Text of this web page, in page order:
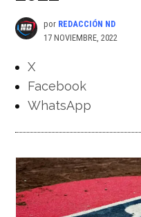
por REDACCIÓN ND
17 NOVIEMBRE, 2022
X
Facebook
WhatsApp